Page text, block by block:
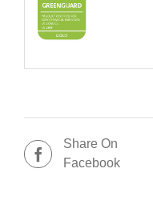
Share On
Facebook